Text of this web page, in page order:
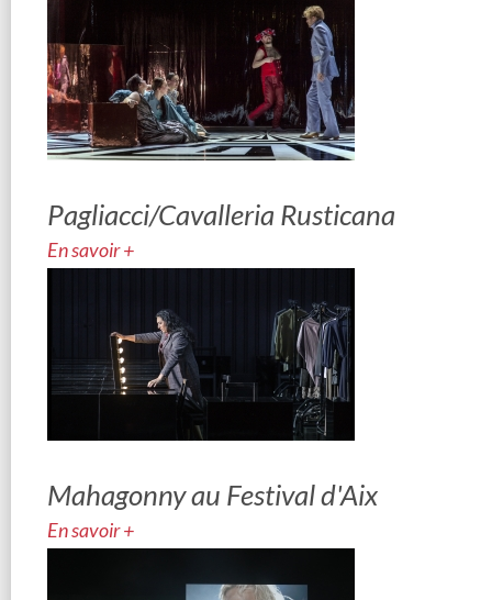
Pagliacci/Cavalleria Rusticana
En savoir +
Mahagonny au Festival d'Aix
En savoir +